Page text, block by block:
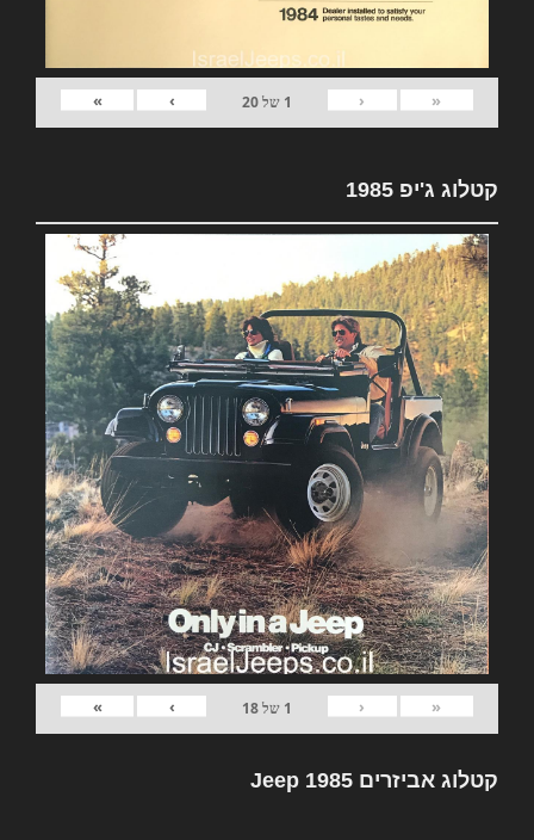
«
‹
1 של20
›
»
קטלוג ג'יפ 1985
«
‹
1 של18
›
»
קטלוג אביזרים Jeep 1985